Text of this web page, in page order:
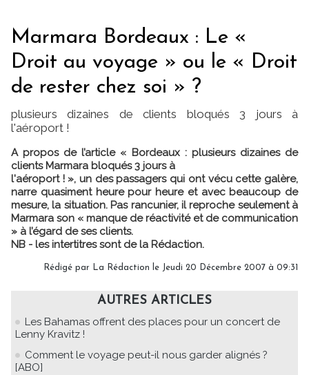
Marmara Bordeaux : Le «
Droit au voyage » ou le « Droit
de rester chez soi » ?
plusieurs dizaines de clients bloqués 3 jours à
l'aéroport !
A propos de l’article « Bordeaux : plusieurs dizaines de
clients Marmara bloqués 3 jours à
l'aéroport ! », un des passagers qui ont vécu cette galère,
narre quasiment heure pour heure et avec beaucoup de
mesure, la situation. Pas rancunier, il reproche seulement à
Marmara son « manque de réactivité et de communication
» à l’égard de ses clients.
NB - les intertitres sont de la Rédaction.
Rédigé par La Rédaction le Jeudi 20 Décembre 2007 à 09:31
AUTRES ARTICLES
Les Bahamas offrent des places pour un concert de
Lenny Kravitz !
Comment le voyage peut-il nous garder alignés ?
[ABO]